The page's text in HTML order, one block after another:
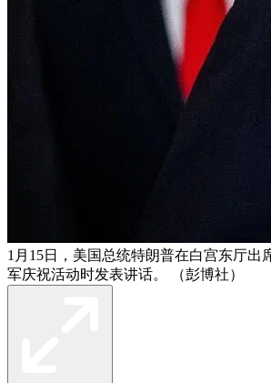
1月15日，美国总统特朗普在白宫东厅出
军庆祝活动时发表讲话。 （彭博社）